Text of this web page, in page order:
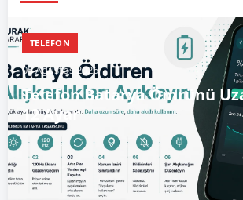
TELEFON
05 Ağustos 2026
Telefon Batarya Ömrünü
12 Ayar